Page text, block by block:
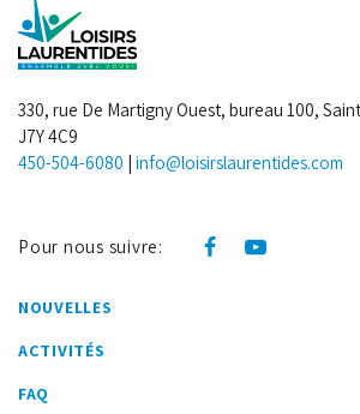
330, rue De Martigny Ouest, bureau 100,
J7Y 4C9
450-504-6080 | info@loisirslaurentides.com
Pour nous suivre:
NOUVELLES
ACTIVITÉS
FAQ